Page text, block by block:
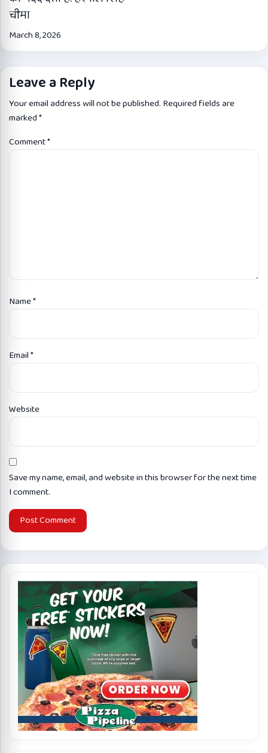
चीमा
March 8, 2026
Leave a Reply
Your email address will not be published. Required fields are
marked*
Comment*
Name*
Email*
Website
Save my name, email, and website in this browser for the next time
I comment.